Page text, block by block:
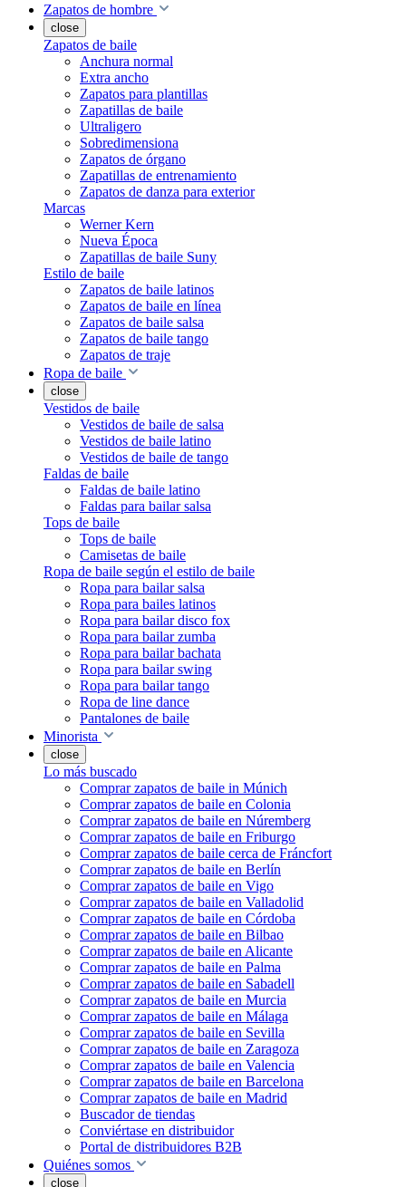
Zapatos de hombre
close
Zapatos de baile
Anchura normal
Extra ancho
Zapatos para plantillas
Zapatillas de baile
Ultraligero
Sobredimensiona
Zapatos de órgano
Zapatillas de entrenamiento
Zapatos de danza para exterior
Marcas
Werner Kern
Nueva Época
Zapatillas de baile Suny
Estilo de baile
Zapatos de baile latinos
Zapatos de baile en línea
Zapatos de baile salsa
Zapatos de baile tango
Zapatos de traje
Ropa de baile
close
Vestidos de baile
Vestidos de baile de salsa
Vestidos de baile latino
Vestidos de baile de tango
Faldas de baile
Faldas de baile latino
Faldas para bailar salsa
Tops de baile
Tops de baile
Camisetas de baile
Ropa de baile según el estilo de baile
Ropa para bailar salsa
Ropa para bailes latinos
Ropa para bailar disco fox
Ropa para bailar zumba
Ropa para bailar bachata
Ropa para bailar swing
Ropa para bailar tango
Ropa de line dance
Pantalones de baile
Minorista
close
Lo más buscado
Comprar zapatos de baile in Múnich
Comprar zapatos de baile en Colonia
Comprar zapatos de baile en Núremberg
Comprar zapatos de baile en Friburgo
Comprar zapatos de baile cerca de Fráncfort
Comprar zapatos de baile en Berlín
Comprar zapatos de baile en Vigo
Comprar zapatos de baile en Valladolid
Comprar zapatos de baile en Córdoba
Comprar zapatos de baile en Bilbao
Comprar zapatos de baile en Alicante
Comprar zapatos de baile en Palma
Comprar zapatos de baile en Sabadell
Comprar zapatos de baile en Murcia
Comprar zapatos de baile en Málaga
Comprar zapatos de baile en Sevilla
Comprar zapatos de baile en Zaragoza
Comprar zapatos de baile en Valencia
Comprar zapatos de baile en Barcelona
Comprar zapatos de baile en Madrid
Buscador de tiendas
Conviértase en distribuidor
Portal de distribuidores B2B
Quiénes somos
close